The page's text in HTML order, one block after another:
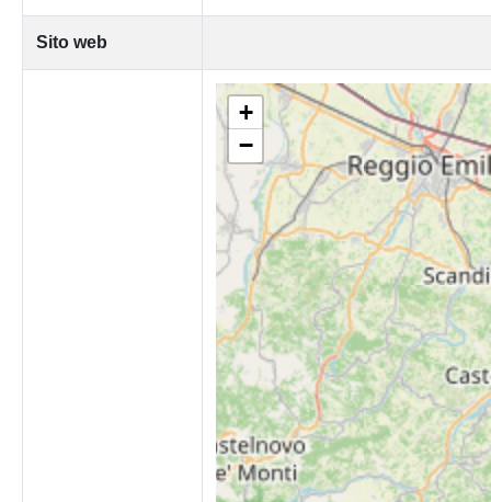
Sito web
+
−